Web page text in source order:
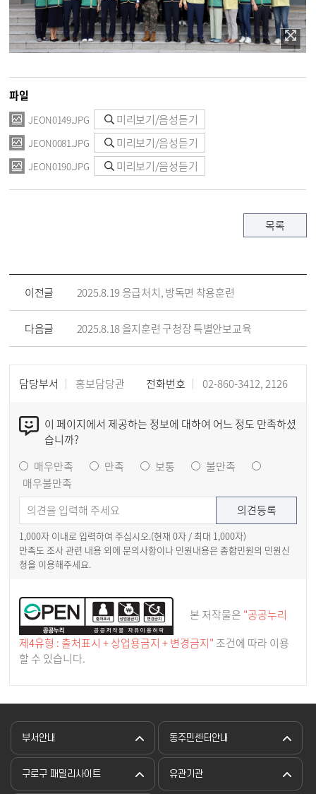
파일
JEON0149.JPG 미리보기/음성듣기
JEON0081.JPG 미리보기/음성듣기
JEON0190.JPG 미리보기/음성듣기
목록
이전글 2025.8.19 응급처치, 방독면 착용훈련
다음글 2025.8.18 을지훈련 구청장 특별안보교육
담당부서 홍보담당관 전화번호 02-860-3412, 2126
이 페이지에서 제공하는 정보에 대하여 어느 정도 만족하셨
습니까?
매우만족
만족 보통
불만족
매우불만족
1,000자 이내로 입력하여 주십시오.(현재 0자 / 최대 1,000자)
만족도 조사 관련 내용 외에 문의사항이나 민원내용은 종합민원의 민원신
청을 이용해주세요.
본 저작물은 "공공누리
제4유형 : 출처표시 + 상업용금지 + 변경금지" 조건에 따라 이용
할 수 있습니다.
부서안내 동주민센터안내
구로구 패밀리사이트 유관기관